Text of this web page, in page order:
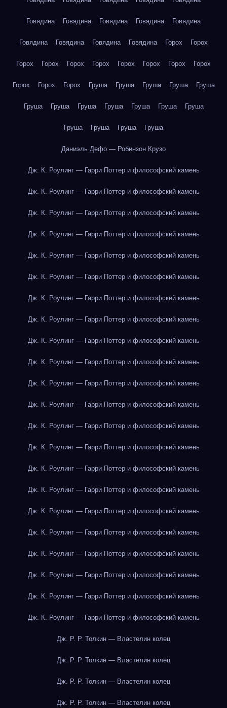
Говядина Говядина Говядина Говядина Говядина
Говядина Говядина Говядина Говядина Горох Горох
Горох Горох Горох Горох Горох Горох Горох Горох
Горох Горох Горох Груша Груша Груша Груша Груша
Груша Груша Груша Груша Груша Груша Груша
Груша Груша Груша Груша
Даниэль Дефо — Робинзон Крузо
Дж. К. Роулинг — Гарри Поттер и философский камень
Дж. К. Роулинг — Гарри Поттер и философский камень
Дж. К. Роулинг — Гарри Поттер и философский камень
Дж. К. Роулинг — Гарри Поттер и философский камень
Дж. К. Роулинг — Гарри Поттер и философский камень
Дж. К. Роулинг — Гарри Поттер и философский камень
Дж. К. Роулинг — Гарри Поттер и философский камень
Дж. К. Роулинг — Гарри Поттер и философский камень
Дж. К. Роулинг — Гарри Поттер и философский камень
Дж. К. Роулинг — Гарри Поттер и философский камень
Дж. К. Роулинг — Гарри Поттер и философский камень
Дж. К. Роулинг — Гарри Поттер и философский камень
Дж. К. Роулинг — Гарри Поттер и философский камень
Дж. К. Роулинг — Гарри Поттер и философский камень
Дж. К. Роулинг — Гарри Поттер и философский камень
Дж. К. Роулинг — Гарри Поттер и философский камень
Дж. К. Роулинг — Гарри Поттер и философский камень
Дж. К. Роулинг — Гарри Поттер и философский камень
Дж. К. Роулинг — Гарри Поттер и философский камень
Дж. К. Роулинг — Гарри Поттер и философский камень
Дж. К. Роулинг — Гарри Поттер и философский камень
Дж. К. Роулинг — Гарри Поттер и философский камень
Дж. Р. Р. Толкин — Властелин колец
Дж. Р. Р. Толкин — Властелин колец
Дж. Р. Р. Толкин — Властелин колец
Дж. Р. Р. Толкин — Властелин колец